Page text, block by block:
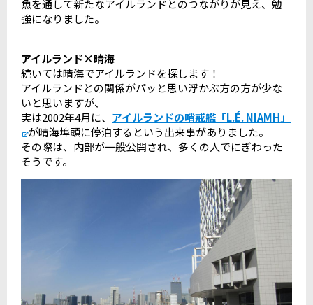
魚を通して新たなアイルランドとのつながりが見え、勉
強になりました。
アイルランド×晴海
続いては晴海でアイルランドを探します！
アイルランドとの関係がパッと思い浮かぶ方の方が少な
いと思いますが、
実は2002年4月に、 アイルランドの哨戒艦「L.É. NIAMH」
が晴海埠頭に停泊するという出来事がありました。
その際は、内部が一般公開され、多くの人でにぎわった
そうです。